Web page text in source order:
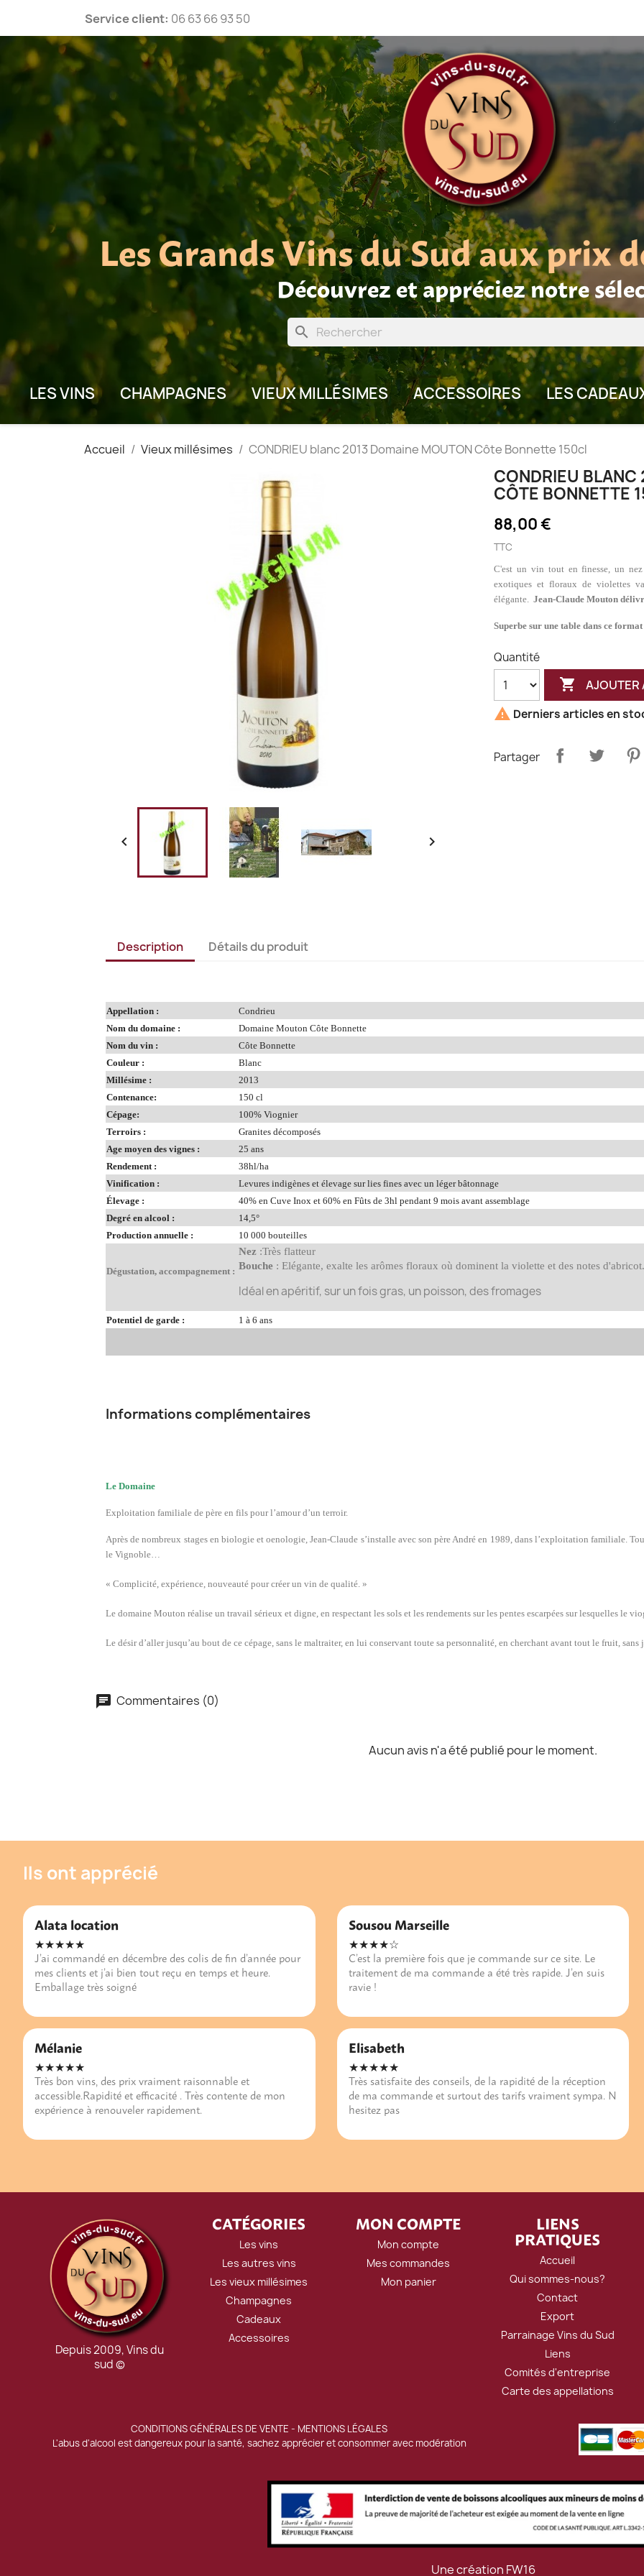
Service client: 06 63 66 93 50
Les Grands Vins du Sud aux prix
Découvrez et appréciez notre
search
LES VINS CHAMPAGNES VIEUX MILLÉSIMES ACCESSOIRES LES
Accueil Vieux millésimes CONDRIEU blanc 2013 Domaine MOUTON Côte Bonnette 150cl
 
CONDRIEU
CÔTE BONNETTE
88,00 €
TTC
C'est un vin tout en finesse, un
exotiques et floraux de violettes
élégante. Jean-Claude Mouton
Superbe sur une table dans ce
Quantité
 AJOUTER
 Derniers articles en
Partager
Description Détails du produit
Appellation :
Condrieu
Nom du domaine :
Domaine Mouton Côte Bonnette
Nom du vin :
Côte Bonnette
Couleur :
Blanc
Millésime :
2013
Contenance:
150 cl
Cépage:
100% Viognier
Terroirs :
Granites décomposés
Age moyen des vignes :
25 ans
Rendement :
38hl/ha
Vinification :
Levures indigènes et élevage sur lies fines avec un léger bâtonnage
Élevage :
40% en Cuve Inox et 60% en Fûts de 3hl pendant 9 mois avant assemblage
Degré en alcool :
14,5°
Production annuelle :
10 000 bouteilles
Dégustation, accompagnement :
Nez :Très flatteur
Bouche : Elégante, exalte les arômes floraux où dominent la violette et des notes
Idéal en apéritif, sur un fois gras, un poisson, des fromages
Potentiel de garde : 1 à 6 ans
Informations complémentaires
Le Domaine
Exploitation familiale de père en fils pour l’amour d’un terroir.
Après de nombreux stages en biologie et oenologie, Jean-Claude s’installe avec son père André en 1989, dans l’exploitation familiale.
le Vignoble…
« Complicité, expérience, nouveauté pour créer un vin de qualité. »
Le domaine Mouton réalise un travail sérieux et digne, en respectant les sols et les rendements sur les pentes escarpées sur lesquelles le
Le désir d’aller jusqu’au bout de ce cépage, sans le maltraiter, en lui conservant toute sa personnalité, en cherchant avant tout le fruit,
Commentaires (0)
Aucun avis n'a été publié pour le moment.
Ils ont apprécié
Alata location
★★★★★
J’ai commandé en décembre des colis de fin d’année pour
mes clients et j’ai bien tout reçu en temps et heure.
Emballage très soigné
Mélanie
★★★★★
Très bon vins, des prix vraiment raisonnable et
accessible.Rapidité et efficacité . Très contente de mon
expérience à renouveler rapidement.
Sousou Marseille
★★★★☆
C’est la première fois que je commande sur ce site. Le
traitement de ma commande a été très rapide. J’en suis
ravie !
Elisabeth
★★★★★
Très satisfaite des conseils, de la rapidité de la réception
de ma commande et surtout des tarifs vraiment sympa. N
hesitez pas
Depuis 2009, Vins du
sud ©
CATÉGORIES
Les vins
Les autres vins
Les vieux millésimes
Champagnes
Cadeaux
Accessoires
MON COMPTE
Mon compte
Mes commandes
Mon panier
LIENS
PRATIQUES
Accueil
Qui sommes-nous?
Contact
Export
Parrainage Vins du Sud
Liens
Comités d'entreprise
Carte des appellations
CONDITIONS GÉNÉRALES DE VENTE - MENTIONS LÉGALES
L'abus d'alcool est dangereux pour la santé, sachez apprécier et consommer avec modération
Une création FW16